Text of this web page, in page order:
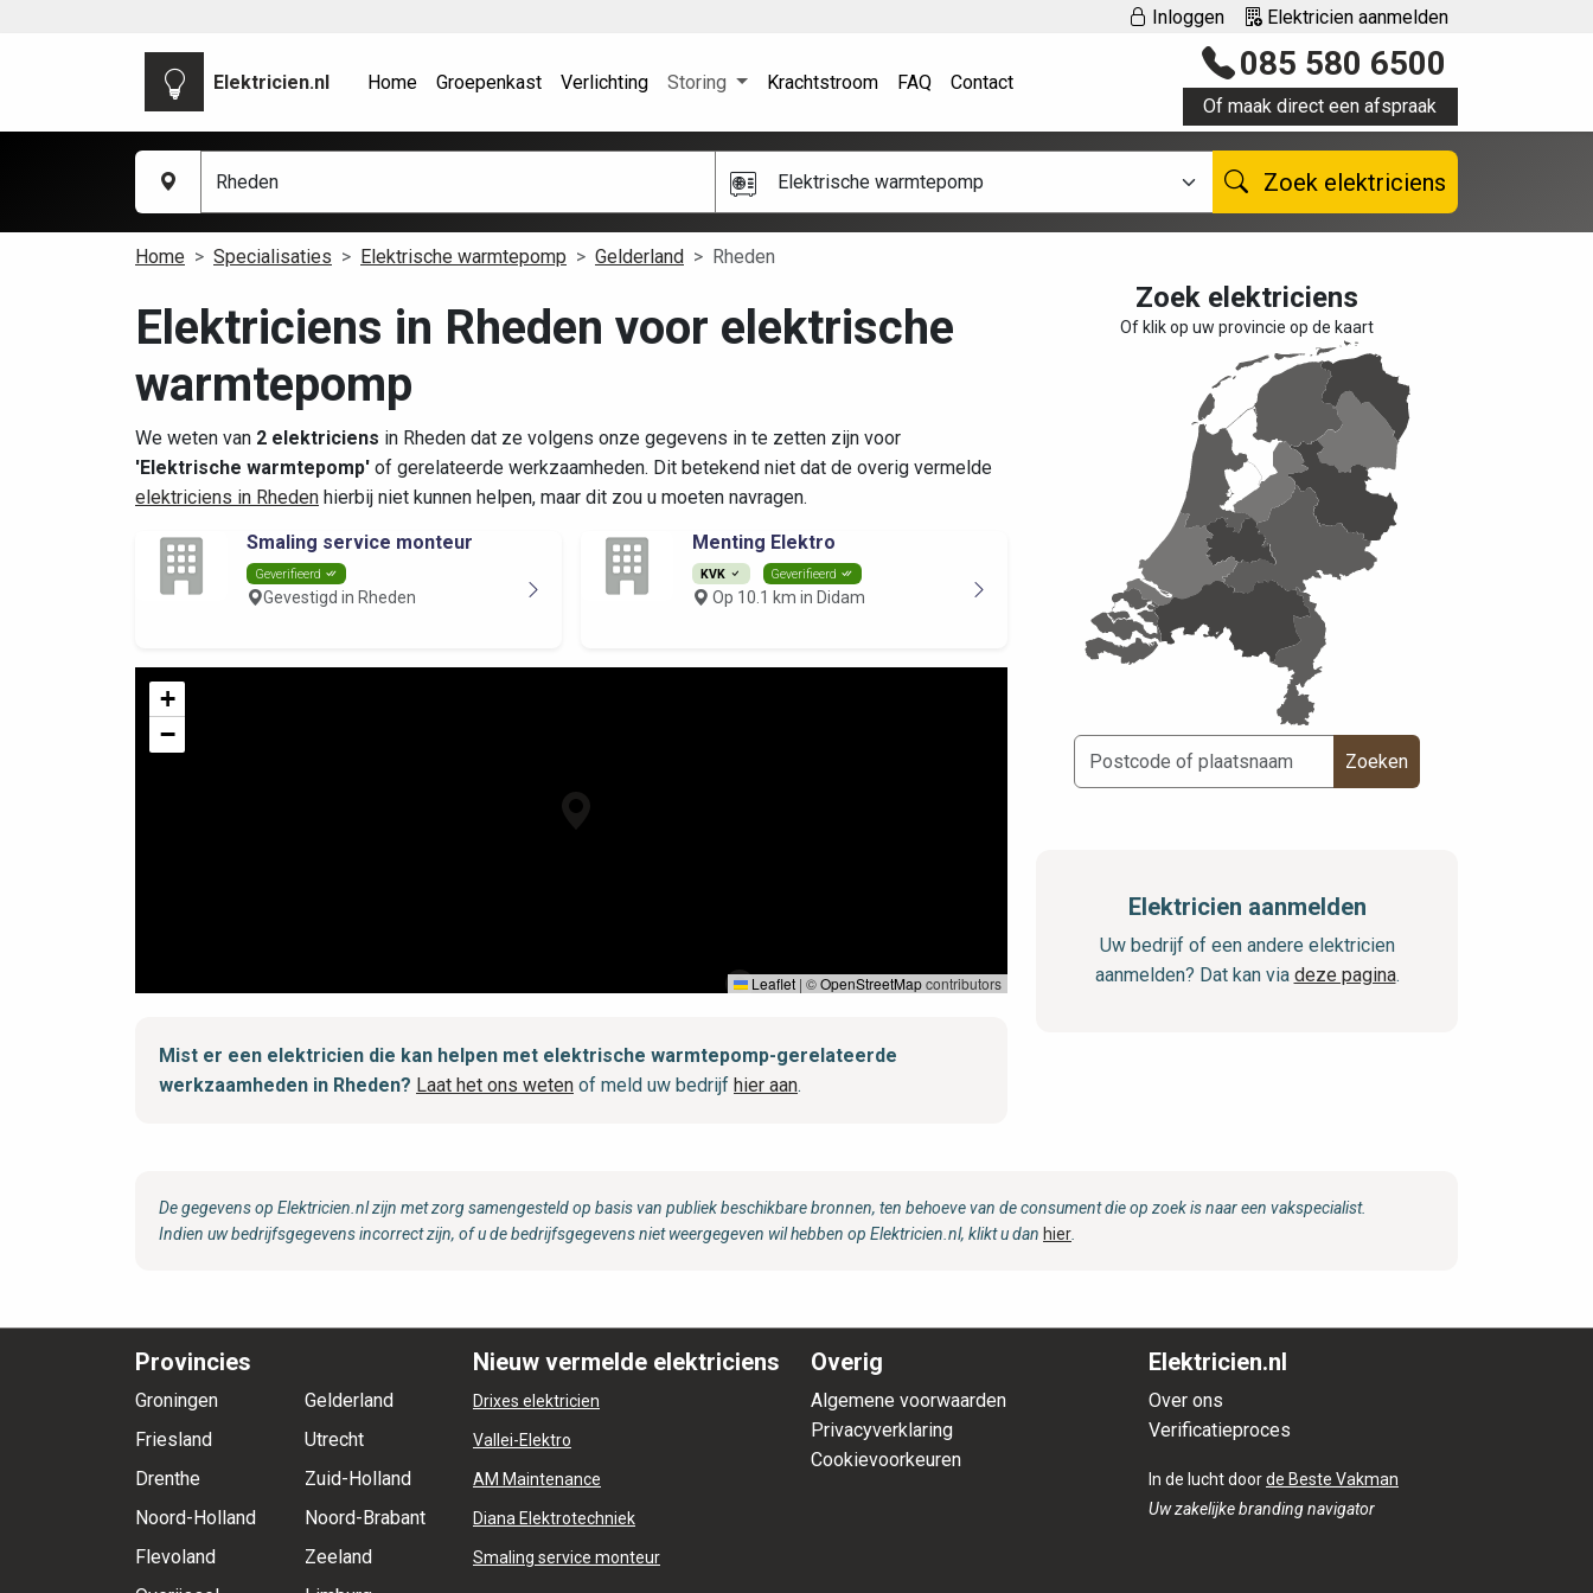
Inloggen Elektricien aanmelden
Elektricien.nl Home Groepenkast Verlichting Storing Krachtstroom FAQ Contact 085 580 6500
Of maak direct een afspraak
Elektrische warmtepomp Zoek elektriciens
Home Specialisaties Elektrische warmtepomp Gelderland Rheden
Elektriciens in Rheden voor elektrische
warmtepomp
We weten van 2 elektriciens in Rheden dat ze volgens onze gegevens in te zetten zijn voor
'Elektrische warmtepomp' of gerelateerde werkzaamheden. Dit betekend niet dat de overig vermelde
elektriciens in Rheden hierbij niet kunnen helpen, maar dit zou u moeten navragen.
Smaling service monteur
Geverifieerd
Gevestigd in Rheden
Menting Elektro
KVK Geverifieerd
Op 10.1 km in Didam
+
−
Leaflet | ©OpenStreetMapcontributors
Mist er een elektricien die kan helpen met elektrische warmtepomp-gerelateerde
werkzaamheden in Rheden? Laat het ons weten of meld uw bedrijf hier aan.
Zoek elektriciens
Of klik op uw provincie op de kaart
Zoeken
Elektricien aanmelden
Uw bedrijf of een andere elektricien
aanmelden? Dat kan via deze pagina.
De gegevens op Elektricien.nl zijn met zorg samengesteld op basis van publiek beschikbare bronnen, ten behoeve van de consument die op zoek is naar een vakspecialist.
Indien uw bedrijfsgegevens incorrect zijn, of u de bedrijfsgegevens niet weergegeven wil hebben op Elektricien.nl, klikt u dan hier
Provincies
Groningen
Friesland
Drenthe
Noord-Holland
Flevoland
Gelderland
Utrecht
Zuid-Holland
Noord-Brabant
Zeeland
Nieuw vermelde elektriciens
Drixes elektricien
Vallei-Elektro
AM Maintenance
Diana Elektrotechniek
Smaling service monteur
Overig
Algemene voorwaarden
Privacyverklaring
Cookievoorkeuren
Elektricien.nl
Over ons
Verificatieproces
In de lucht doorde Beste Vakman
Uw zakelijke branding navigator